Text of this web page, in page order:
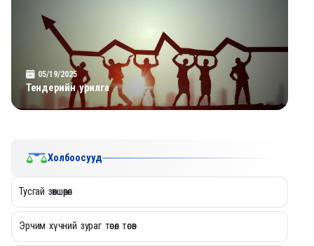
Холбоосууд
Тусгай зөвшөөрөл
Эрчим хүчний зураг төсөл төсөв
05/19/2025
Тендерийн урилга